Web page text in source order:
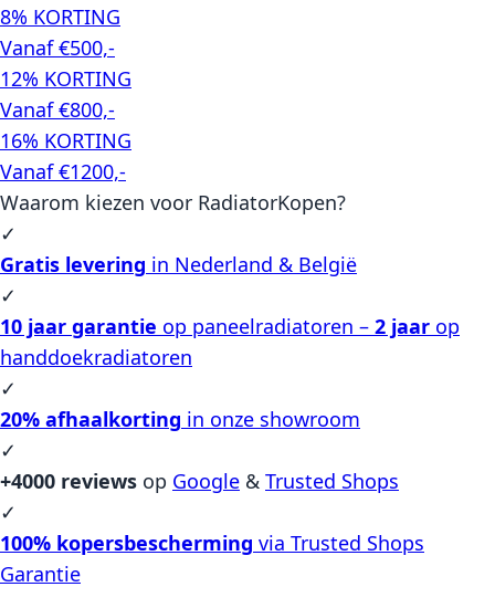
8% KORTING
Vanaf €500,-
12% KORTING
Vanaf €800,-
16% KORTING
Vanaf €1200,-
Waarom kiezen voor RadiatorKopen?
✓
Gratis levering in Nederland & België
✓
10 jaar garantie op paneelradiatoren – 2 jaar op
handdoekradiatoren
✓
20% afhaalkorting in onze showroom
✓
+4000 reviews op Google & Trusted Shops
✓
100% kopersbescherming via Trusted Shops
Garantie